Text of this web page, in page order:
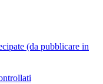
(da pubblicare in